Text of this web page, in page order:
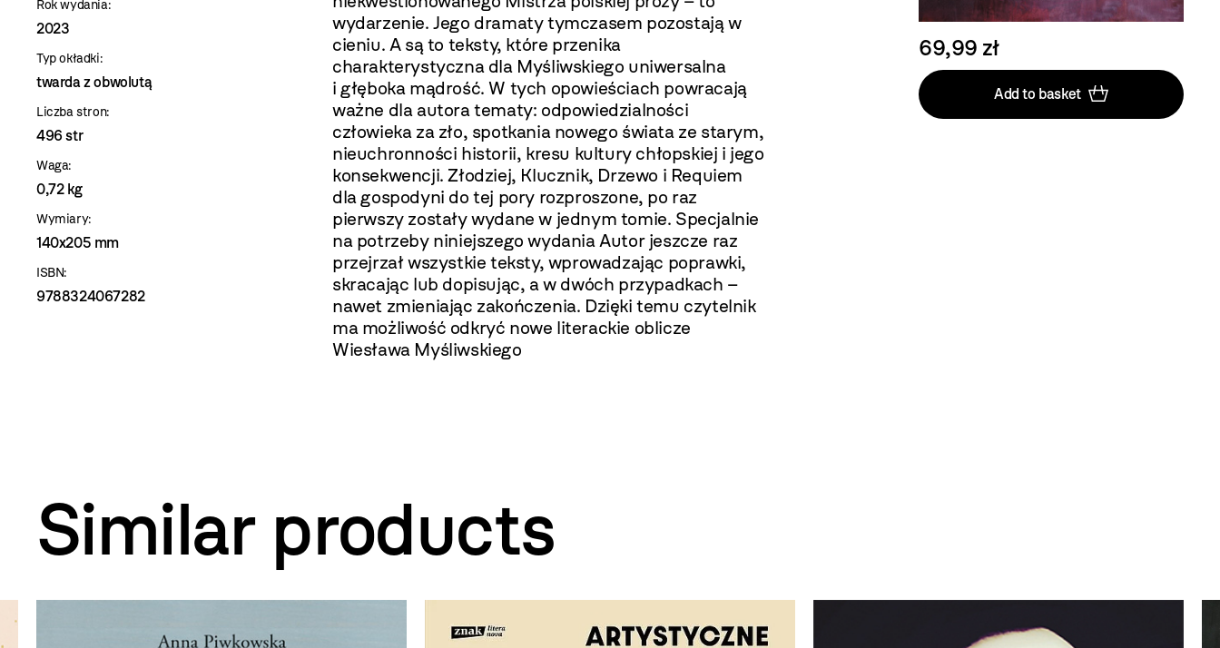
Rok wydania:
2023
Typ okładki:
twarda z obwolutą
Liczba stron:
496 str
Waga:
0,72 kg
Wymiary:
140x205 mm
ISBN:
9788324067282
wydarzenie. Jego dramaty tymczasem pozostają w
cieniu. A są to teksty, które przenika
charakterystyczna dla Myśliwskiego uniwersalna
i głęboka mądrość. W tych opowieściach powracają
ważne dla autora tematy: odpowiedzialności
człowieka za zło, spotkania nowego świata ze starym,
nieuchronności historii, kresu kultury chłopskiej i jego
konsekwencji. Złodziej, Klucznik, Drzewo i Requiem
dla gospodyni do tej pory rozproszone, po raz
pierwszy zostały wydane w jednym tomie. Specjalnie
na potrzeby niniejszego wydania Autor jeszcze raz
przejrzał wszystkie teksty, wprowadzając poprawki,
skracając lub dopisując, a w dwóch przypadkach –
nawet zmieniając zakończenia. Dzięki temu czytelnik
ma możliwość odkryć nowe literackie oblicze
Wiesława Myśliwskiego
69,99 zł
Add to basket
Similar products